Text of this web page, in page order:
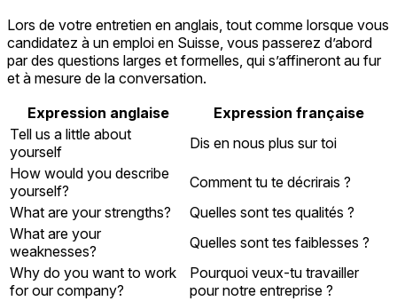
Lors de votre entretien en anglais, tout comme lorsque vous
candidatez à un emploi en Suisse, vous passerez d’abord
par des questions larges et formelles, qui s’affineront au fur
et à mesure de la conversation.
Expression anglaise
Expression française
Tell us a little about
yourself
Dis en nous plus sur toi
How would you describe
yourself?
Comment tu te décrirais ?
What are your strengths?
Quelles sont tes qualités ?
What are your
weaknesses?
Quelles sont tes faiblesses ?
Why do you want to work
for our company?
Pourquoi veux-tu travailler
pour notre entreprise ?